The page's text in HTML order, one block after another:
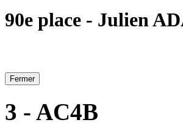
90e place - Julien
Fermer
3 - AC4B